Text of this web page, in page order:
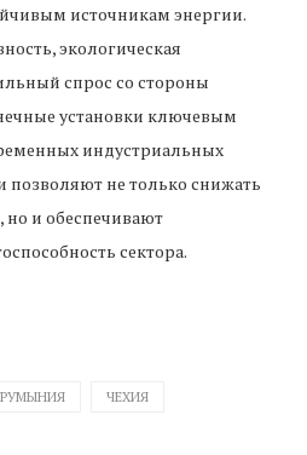
источникам энергии.
экологическая
спрос со стороны
установки ключевым
индустриальных
позволяют не только снижать
и обеспечивают
сектора.
РУМЫНИЯ ЧЕХИЯ